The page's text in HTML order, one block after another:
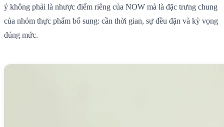
ý không phải là nhược điểm riêng của NOW mà là đặc trưng chung
của nhóm thực phẩm bổ sung: cần thời gian, sự đều đặn và kỳ vọng
đúng mức.